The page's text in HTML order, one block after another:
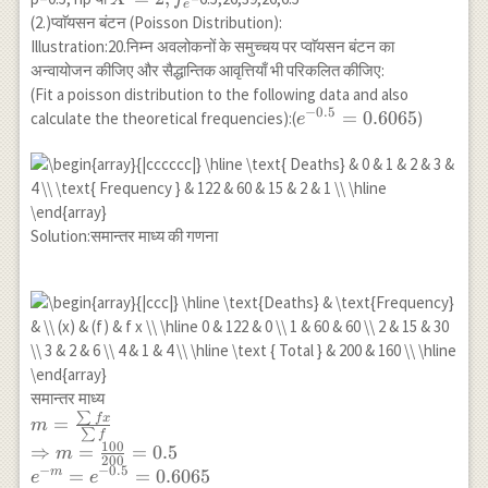
(0.5)^{4}\right] \\
=104\left[0.0625+4
\times 0.0625+6
\times 0.0625 +4
\times
0.0625+0.0625\right]
\\
=6.5+26+39+26+6.5
f_e
e
(2.)प्वाॅयसन बंटन (Poisson Distribution):
Illustration:20.निम्न अवलोकनों के समुच्चय पर प्वाॅयसन बंटन का
अन्वायोजन कीजिए और सैद्धान्तिक आवृत्तियाँ भी परिकलित कीजिए:
(Fit a poisson distribution to the following data and also
calculate the theoretical frequencies):(e^{-0.5}=0.6065
e−0.5 = 0.6065)
Solution:समान्तर माध्य की गणना
समान्तर माध्य
m=\frac{\sum f
x}{\sum f} \\
\Rightarrow
m = ∑ f
∑ fx
⇒ m = 200
100 = 0.5
e−m = e−0.5 = 0.6065